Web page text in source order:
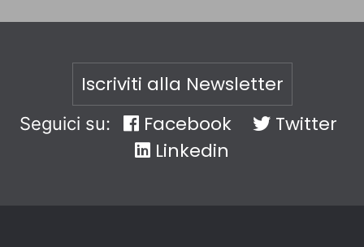
Iscriviti alla Newsletter
Seguici su: Facebook
Twitter
Linkedin